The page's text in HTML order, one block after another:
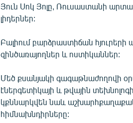
Յուն Սոկ Յոլը, Ռուսաստանի
լիդերներ:
Բալիում բարձրաստիճան
զինծառայողներ և ոստիկաններ:
Մեծ քսանյակի գագաթնաժողովի
էներգետիկայի և թվային
կքննարկվեն նաև
հիմնախնդիրները: